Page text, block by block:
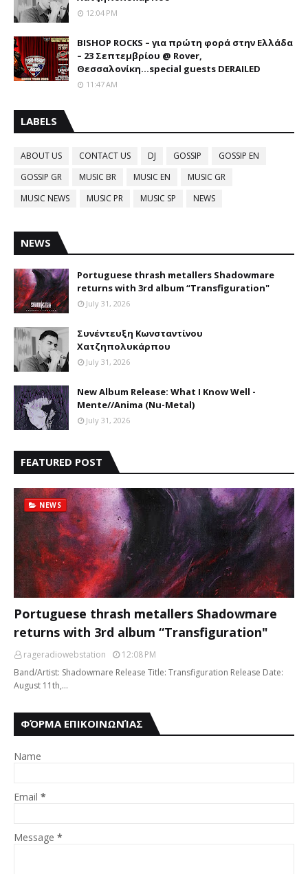
12:04 PM
BISHOP ROCKS – για πρώτη φορά στην Ελλάδα
– 23 Σεπτεμβρίου @ Rover,
Θεσσαλονίκη...special guests DERAILED
11:47 AM
LABELS
ABOUT US CONTACT US DJ GOSSIP
GOSSIP EN
GOSSIP GR
MUSIC BR MUSIC EN
MUSIC GR
MUSIC NEWS
MUSIC PR MUSIC SP NEWS
NEWS
Portuguese thrash metallers Shadowmare
returns with 3rd album “Transfiguration"
July 31, 2026
Συνέντευξη Κωνσταντίνου
Χατζηπολυκάρπου
July 31, 2026
New Album Release: What I Know Well -
Mente//Anima (Nu-Metal)
July 31, 2026
FEATURED POST
NEWS
Portuguese thrash metallers Shadowmare
returns with 3rd album “Transfiguration"
rageradiowebstation
12:08 PM
Band/Artist: Shadowmare Release Title: Transfiguration Release Date:
August 11th,…
ΦΌΡΜΑ ΕΠΙΚΟΙΝΩΝΊΑΣ
Name
Email *
Message *